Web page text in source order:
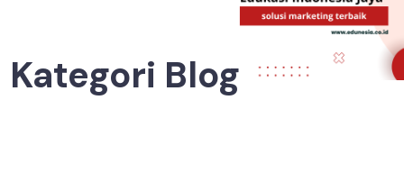
Kategori Blog